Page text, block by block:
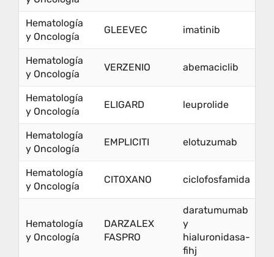
Hematología
y Oncología
GLEEVEC imatinib
Hematología
y Oncología
VERZENIO abemaciclib
Hematología
y Oncología
ELIGARD leuprolide
Hematología
y Oncología
EMPLICITI elotuzumab
Hematología
y Oncología
CITOXANO ciclofosfamida
Hematología
y Oncología
DARZALEX
FASPRO
daratumumab
y
hialuronidasa-
fihj